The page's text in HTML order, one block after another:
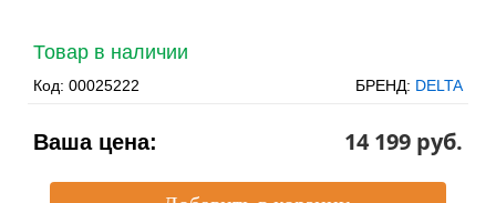
Товар в наличии
Код: 00025222 БРЕНД: DELTA
Ваша цена: 14 199 pуб.